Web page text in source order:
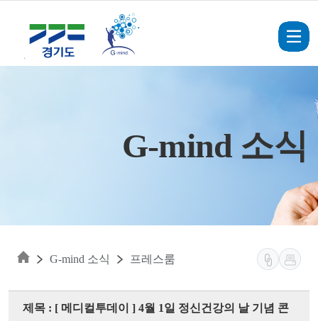
G-mind 소식
G-mind 소식 프레스룸
제목 : [ 메디컬투데이 ] 4월 1일 정신건강의 날 기념 콘